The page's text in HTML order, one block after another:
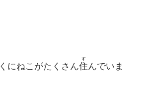
くにねこがたくさん住
す
んでいま